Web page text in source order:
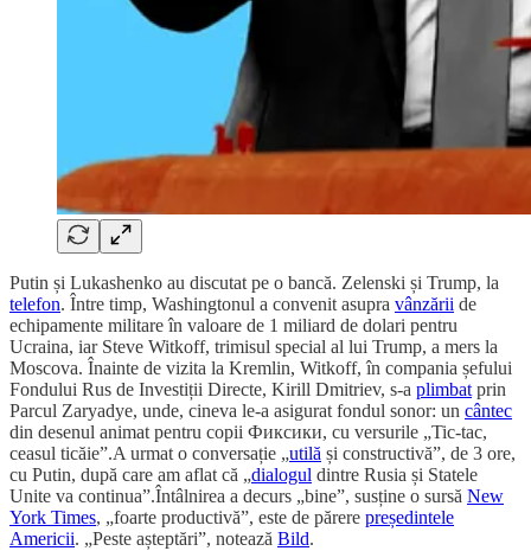
Putin și Lukashenko au discutat pe o bancă. Zelenski și Trump, la
telefon. Între timp, Washingtonul a convenit asupra vânzării de
echipamente militare în valoare de 1 miliard de dolari pentru
Ucraina, iar Steve Witkoff, trimisul special al lui Trump, a mers la
Moscova. Înainte de vizita la Kremlin, Witkoff, în compania șefului
Fondului Rus de Investiții Directe, Kirill Dmitriev, s-a plimbat prin
Parcul Zaryadye, unde, cineva le-a asigurat fondul sonor: un cântec
din desenul animat pentru copii Фиксики, cu versurile „Tic-tac,
ceasul ticăie”.A urmat o conversație „utilă și constructivă”, de 3 ore,
cu Putin, după care am aflat că „dialogul dintre Rusia și Statele
Unite va continua”.Întâlnirea a decurs „bine”, susține o sursă New
York Times, „foarte productivă”, este de părere președintele
Americii. „Peste așteptări”, notează Bild.